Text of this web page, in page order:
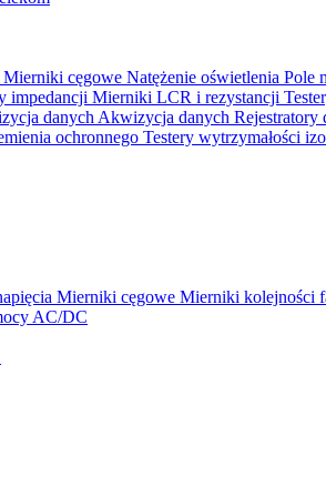
Mierniki cęgowe Natężenie oświetlenia Pole
impedancji Mierniki LCR i rezystancji
danych Akwizycja danych Rejestratory
ochronnego Testery wytrzymałości
Mierniki cęgowe Mierniki kolejności
AC/DC